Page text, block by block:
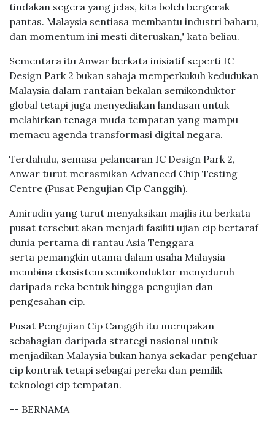
tindakan segera yang jelas, kita boleh bergerak
pantas. Malaysia sentiasa membantu industri baharu,
dan momentum ini mesti diteruskan," kata beliau.
Sementara itu Anwar berkata inisiatif seperti IC
Design Park 2 bukan sahaja memperkukuh kedudukan
Malaysia dalam rantaian bekalan semikonduktor
global tetapi juga menyediakan landasan untuk
melahirkan tenaga muda tempatan yang mampu
memacu agenda transformasi digital negara.
Terdahulu, semasa pelancaran IC Design Park 2,
Anwar turut merasmikan Advanced Chip Testing
Centre (Pusat Pengujian Cip Canggih).
Amirudin yang turut menyaksikan majlis itu berkata
pusat tersebut akan menjadi fasiliti ujian cip bertaraf
dunia pertama di rantau Asia Tenggara
serta pemangkin utama dalam usaha Malaysia
membina ekosistem semikonduktor menyeluruh
daripada reka bentuk hingga pengujian dan
pengesahan cip.
Pusat Pengujian Cip Canggih itu merupakan
sebahagian daripada strategi nasional untuk
menjadikan Malaysia bukan hanya sekadar pengeluar
cip kontrak tetapi sebagai pereka dan pemilik
teknologi cip tempatan.
-- BERNAMA